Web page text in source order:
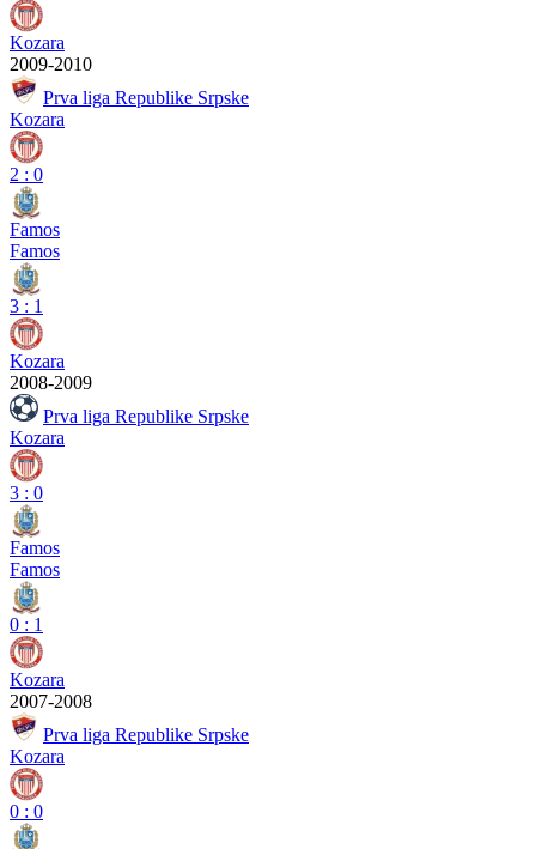
Kozara
2009-2010
Prva liga Republike Srpske
Kozara
2 : 0
Famos
Famos
3 : 1
Kozara
2008-2009
Prva liga Republike Srpske
Kozara
3 : 0
Famos
Famos
0 : 1
Kozara
2007-2008
Prva liga Republike Srpske
Kozara
0 : 0